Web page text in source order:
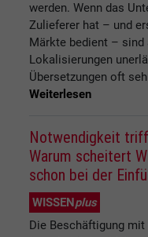
werden. Wenn das
Zulieferer hat – und
Märkte bedient – sind
Lokalisierungen
Übersetzungen oft
Weiterlesen
Notwendigkeit
Warum scheitert
schon bei der
WISSENplus
Die Beschäftigung